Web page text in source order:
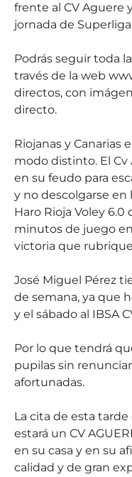
frente al CV Aguere
jornada de
Podrás seguir toda
través de la web
directos, con
directo.
Riojanas y Canarias
modo distinto. El
en su feudo para
y no descolgarse en
Haro Rioja Voley
minutos de juego
victoria que
José Miguel Pérez
de semana, ya que
y el sábado al IBSA
Por lo que tendrá
pupilas sin
afortunadas.
La cita de esta
estará un CV
en su casa y en su
calidad y de gran